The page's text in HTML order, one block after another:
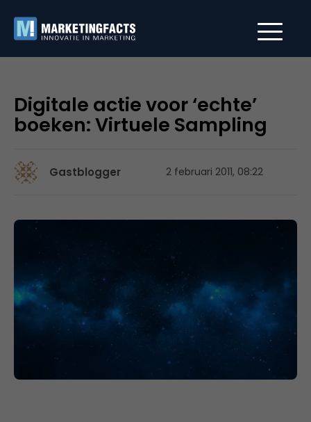
Digitale actie voor ‘echte’
boeken: Virtuele Sampling
Gastblogger 2 februari 2011, 08:22